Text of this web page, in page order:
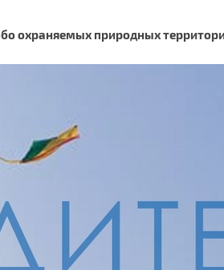
охраняемых природных